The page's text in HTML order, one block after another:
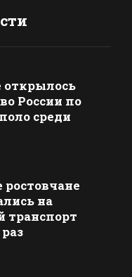
открылось
России по
среди
ростовчане
на
транспорт